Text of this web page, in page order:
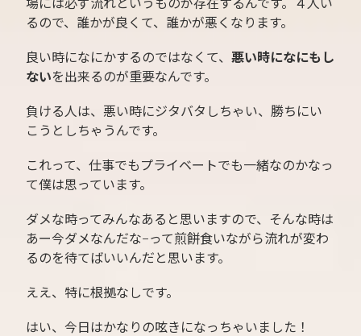
場には必ず流れというものが存在するんです。４人い
るので、誰かが良くて、誰かが悪くなります。
良い時になにかするのではなくて、悪い時になにもし
ないを出来るのが重要なんです。
負ける人は、悪い時にジタバタしちゃい、勝ちにい
こうとしちゃうんです。
これって、仕事でもプライベートでも一緒なのかなっ
て僕は思っています。
ダメな時ってみんなあると思いますので、そんな時は
あー今ダメなんだな−って煎餅食いながら流れが変わ
るのを待てばいいんだと思います。
ええ、特に根拠なしです。
はい、今日はかなりの呟きになっちゃいました！